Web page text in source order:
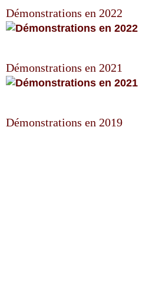
Démonstrations en 2022
Démonstrations en 2021
Démonstrations en 2019